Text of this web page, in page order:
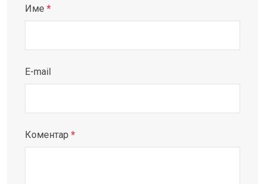
Име *
E-mail
Коментар *